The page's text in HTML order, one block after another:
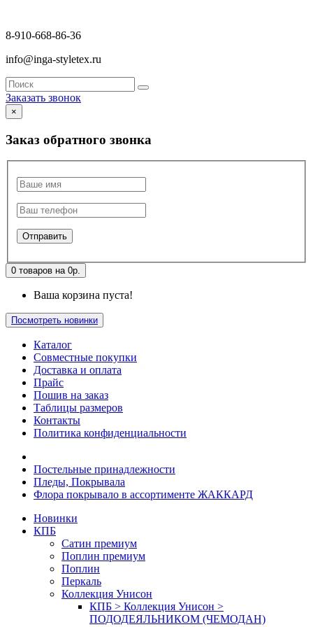
8-910-668-86-36
info@inga-styletex.ru
Заказать звонок
×
Заказ обратного звонка
0 товаров на 0р.
Ваша корзина пуста!
Посмотреть новинки
Каталог
Совместные покупки
Доставка и оплата
Прайс
Пошив на заказ
Таблицы размеров
Контакты
Политика конфиденциальности
Постельные принадлежности
Пледы, Покрывала
Флора покрывало в ассортименте ЖАККАРД
Новинки
КПБ
Сатин премиум
Поплин премиум
Поплин
Перкаль
Коллекция Унисон
КПБ > Коллекция Унисон >
ПОДОДЕЯЛЬНИКОМ (ЧЕМОДАН)